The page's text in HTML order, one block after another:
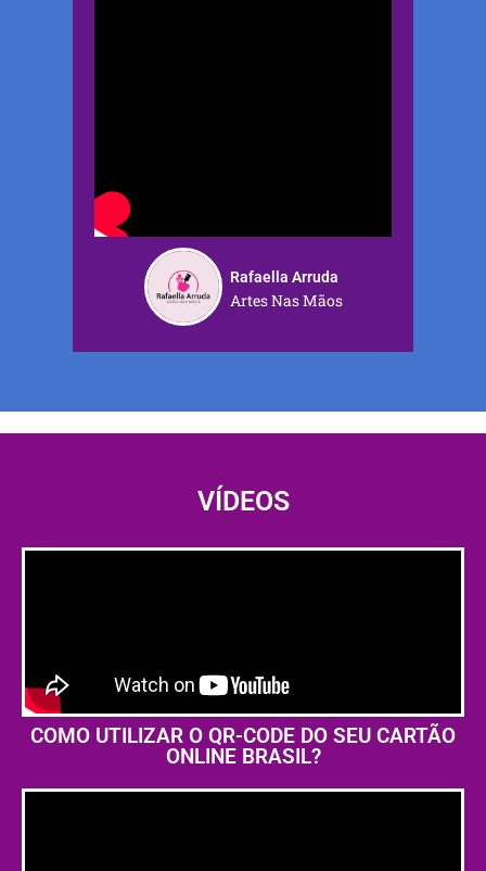
Rafaella Arruda
Artes Nas Mãos
VÍDEOS
COMO UTILIZAR O QR-CODE DO SEU CARTÃO
ONLINE BRASIL?